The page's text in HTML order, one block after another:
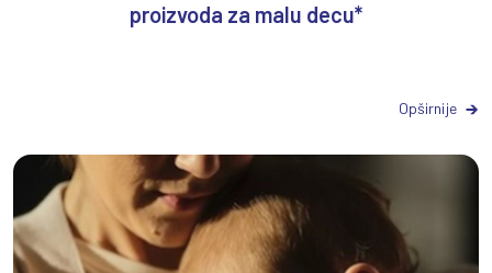
proizvoda za malu decu*
Opširnije